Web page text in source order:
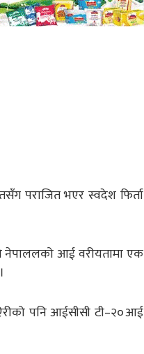
पराजित भएर स्वदेश फिर्ता
नेपाललको आई वरीयतामा एक
ऐरीको पनि आईसीसी टी–२०आई